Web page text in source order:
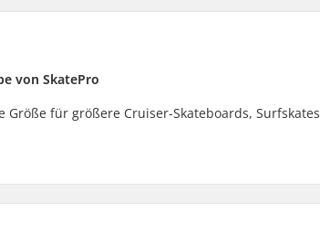
von SkatePro
für größere Cruiser-Skateboards, Surfskates